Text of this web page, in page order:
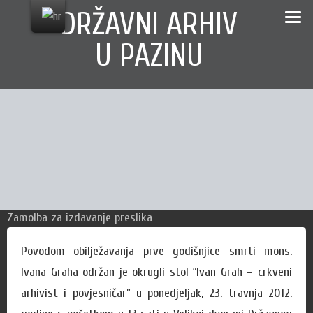
DRŽAVNI ARHIV
U PAZINU
Povodom obilježavanja prve godišnjice smrti mons.
Ivana Graha održan je okrugli stol “Ivan Grah – crkveni
arhivist i povjesničar” u ponedjeljak, 23. travnja 2012.
Zamolba za izdavanje preslika
Cjenik usluga
Cjenik izdanja